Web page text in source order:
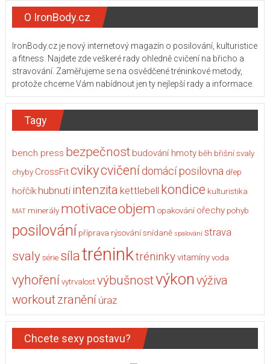
O IronBody.cz
IronBody.cz je nový internetový magazín o posilování, kulturistice
a fitness. Najdete zde veškeré rady ohledně cvičení na břicho a
stravování. Zaměřujeme se na osvědčené tréninkové metody,
protože chceme Vám nabídnout jen ty nejlepší rady a informace.
Tagy
bench press bezpečnost budování hmoty běh břišní svaly
chyby CrossFitcvikycvičenídomácí posilovna dřep
hořčík hubnutí intenzita kettlebell kondice kulturistika
MAT minerály motivaceobjem opakování ořechy pohyb
posilování příprava rýsování snídaně spalování strava
svaly série sílatréninktréninkyvitamíny voda
vyhoření vytrvalost výbušnostvýkon výživa
workoutzranění úraz
Chcete sexy postavu?